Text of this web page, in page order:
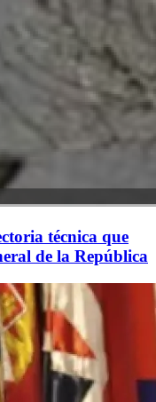
técnica que
de la República